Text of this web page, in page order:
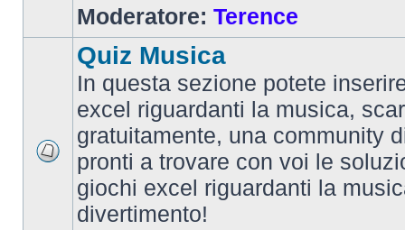
Moderatore: Terence
Quiz Musica
In questa sezione potete
excel riguardanti la musica,
gratuitamente, una community
pronti a trovare con voi le
giochi excel riguardanti la
divertimento!